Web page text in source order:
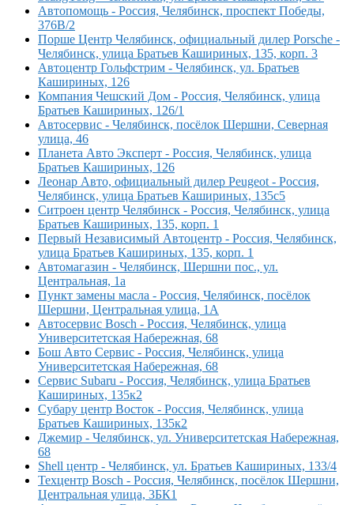
Автопомощь - Россия, Челябинск, проспект Победы,
376В/2
Порше Центр Челябинск, официальный дилер Porsche -
Челябинск, улица Братьев Кашириных, 135, корп. 3
Автоцентр Гольфстрим - Челябинск, ул. Братьев
Кашириных, 126
Компания Чешский Дом - Россия, Челябинск, улица
Братьев Кашириных, 126/1
Автосервис - Челябинск, посёлок Шершни, Северная
улица, 46
Планета Авто Эксперт - Россия, Челябинск, улица
Братьев Кашириных, 126
Леонар Авто, официальный дилер Peugeot - Россия,
Челябинск, улица Братьев Кашириных, 135с5
Ситроен центр Челябинск - Россия, Челябинск, улица
Братьев Кашириных, 135, корп. 1
Первый Независимый Автоцентр - Россия, Челябинск,
улица Братьев Кашириных, 135, корп. 1
Автомагазин - Челябинск, Шершни пос., ул.
Центральная, 1а
Пункт замены масла - Россия, Челябинск, посёлок
Шершни, Центральная улица, 1А
Автосервис Bosch - Россия, Челябинск, улица
Университетская Набережная, 68
Бош Авто Сервис - Россия, Челябинск, улица
Университетская Набережная, 68
Сервис Subaru - Россия, Челябинск, улица Братьев
Кашириных, 135к2
Субару центр Восток - Россия, Челябинск, улица
Братьев Кашириных, 135к2
Джемир - Челябинск, ул. Университетская Набережная,
68
Shell центр - Челябинск, ул. Братьев Кашириных, 133/4
Техцентр Bosch - Россия, Челябинск, посёлок Шершни,
Центральная улица, 3БК1